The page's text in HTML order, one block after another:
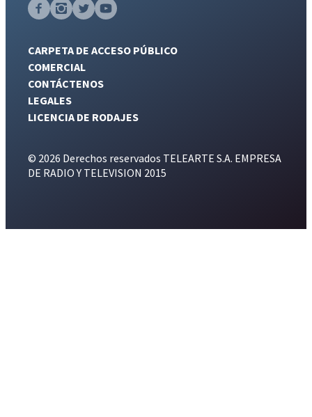
CARPETA DE ACCESO PÚBLICO
COMERCIAL
CONTÁCTENOS
LEGALES
LICENCIA DE RODAJES
© 2026 Derechos reservados TELEARTE S.A. EMPRESA
DE RADIO Y TELEVISION 2015